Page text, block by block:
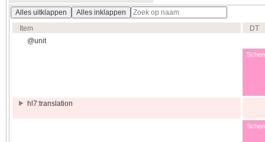
Alles uitklappen
Alles inklappen
Item
DT
@unit
hl7:translation